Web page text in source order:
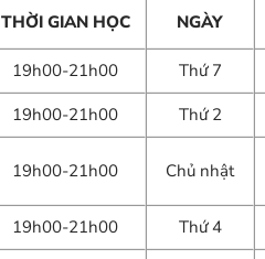
THỜI GIAN HỌC NGÀY
19h00-21h00 Thứ 7
19h00-21h00 Thứ 2
19h00-21h00 Chủ nhật
19h00-21h00 Thứ 4